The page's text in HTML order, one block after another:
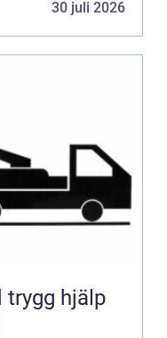
30 juli 2026